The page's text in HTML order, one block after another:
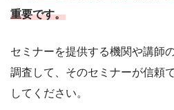
重要です。
セミナーを提供する機関や講師
調査して、そのセミナーが信頼
してください。